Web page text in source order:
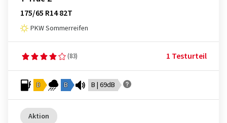
175/65 R14 82T
PKW Sommerreifen
(83) 1 Testurteil
D B B | 69dB
Aktion